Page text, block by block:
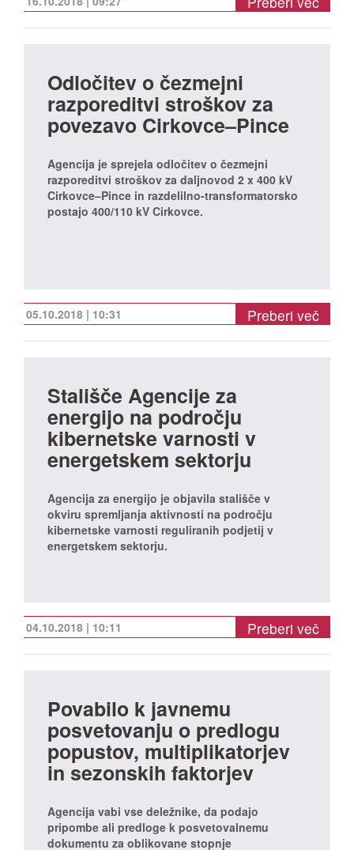
Odločitev o čezmejni
razporeditvi stroškov za
povezavo Cirkovce–Pince
Agencija je sprejela odločitev o čezmejni
razporeditvi stroškov za daljnovod 2 x 400 kV
Cirkovce–Pince in razdelilno-transformatorsko
postajo 400/110 kV Cirkovce.
05.10.2018 | 10:31 Preberi več
Stališče Agencije za
energijo na področju
kibernetske varnosti v
energetskem sektorju
Agencija za energijo je objavila stališče v
okviru spremljanja aktivnosti na področju
kibernetske varnosti reguliranih podjetij v
energetskem sektorju.
04.10.2018 | 10:11 Preberi več
Povabilo k javnemu
posvetovanju o predlogu
popustov, multiplikatorjev
in sezonskih faktorjev
Agencija vabi vse deležnike, da podajo
pripombe ali predloge k posvetovalnemu
dokumentu za oblikovane stopnje